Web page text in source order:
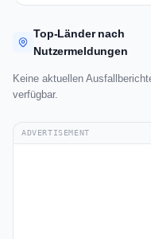
Top-Länder nach
Nutzermeldungen
Keine aktuellen
verfügbar.
ADVERTISEMENT